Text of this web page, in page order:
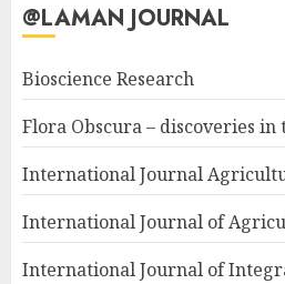
@LAMAN JOURNAL
Bioscience Research
Flora Obscura – discoveries
International Journal
International Journal of
International Journal of